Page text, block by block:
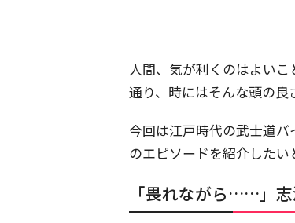
人間、気が利くのはよい
通り、時にはそんな頭の良
今回は江戸時代の武士道バ
のエピソードを紹介したい
「畏れながら……」